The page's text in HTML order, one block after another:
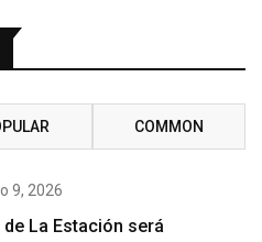
COMMON
9, 2026
de La Estación será